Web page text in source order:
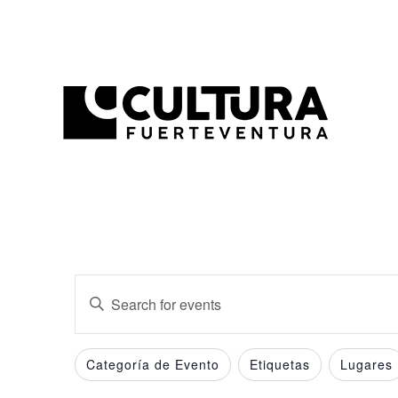
and
Views
Enter
Search
for
Filters
Changing
any
Categoría de Evento Etiquetas Lugares